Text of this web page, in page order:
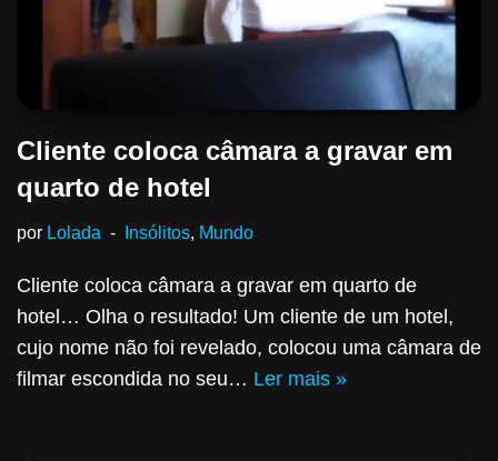
Cliente coloca câmara a gravar em
quarto de hotel
por Lolada Insólitos, Mundo
Cliente coloca câmara a gravar em quarto de
hotel… Olha o resultado! Um cliente de um hotel,
cujo nome não foi revelado, colocou uma câmara de
filmar escondida no seu… Ler mais »